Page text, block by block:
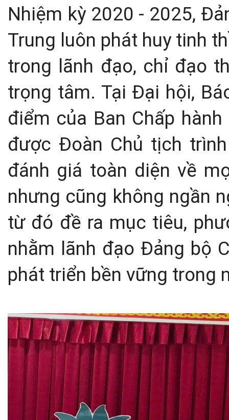
Nhiệm kỳ 2020 - 2025,
Trung luôn phát huy tinh
trong lãnh đạo, chỉ đạo
trọng tâm. Tại Đại hội,
điểm của Ban Chấp
được Đoàn Chủ tịch
đánh giá toàn diện về
nhưng cũng không ngần
từ đó đề ra mục tiêu,
nhằm lãnh đạo Đảng bộ
phát triển bền vững trong